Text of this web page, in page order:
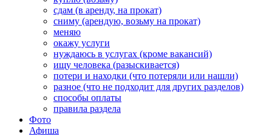
сдам (в аренду, на прокат)
сниму (арендую, возьму на прокат)
меняю
окажу услуги
нуждаюсь в услугах (кроме вакансий)
ищу человека (разыскивается)
потери и находки (что потеряли или нашли)
разное (что не подходит для других разделов)
способы оплаты
правила раздела
Фото
Афиша